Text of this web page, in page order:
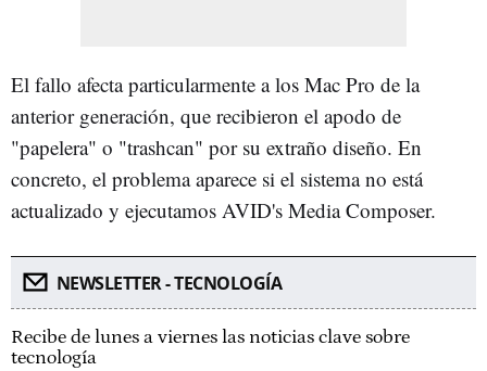
El fallo afecta particularmente a los Mac Pro de la
anterior generación, que recibieron el apodo de
"papelera" o "trashcan" por su extraño diseño. En
concreto, el problema aparece si el sistema no está
actualizado y ejecutamos AVID's Media Composer.
NEWSLETTER - TECNOLOGÍA
Recibe de lunes a viernes las noticias clave sobre
tecnología